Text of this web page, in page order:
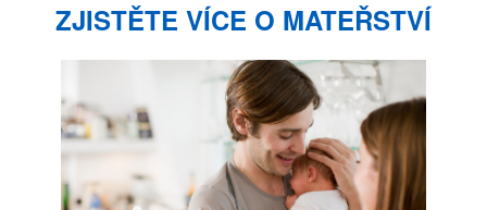
ZJISTĚTE VÍCE O MATEŘSTVÍ